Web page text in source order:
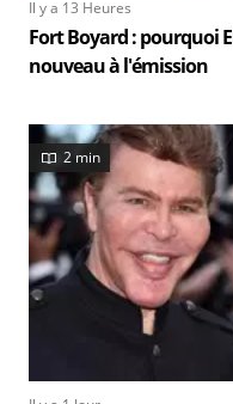
Il y a 13 Heures
Fort Boyard : pourquoi
nouveau à l'émission
2 min